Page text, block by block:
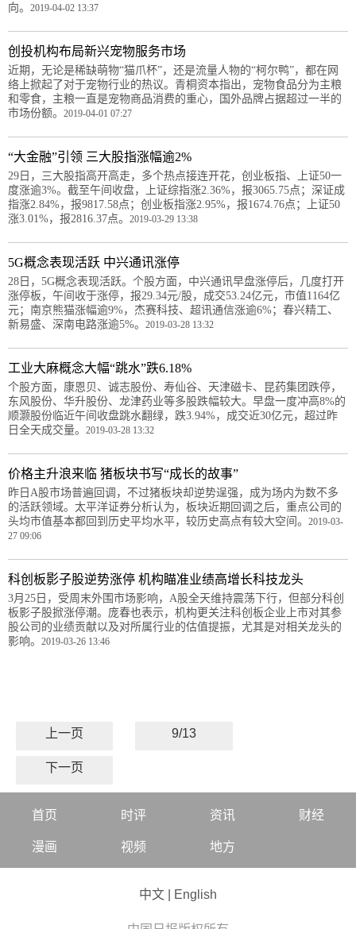
向。 2019-04-02 13:37
创投机构布局新兴宠物服务市场
近期，无论是稀缺萌物“猫爪杯”，还是流量人物的“柯尔鸭”，都在网
络上掀起了对于宠物行业的热议。青桐资本指出，宠物食品分为主粮
和零食，主粮一直是宠物商品消费的重心，国外品牌占据超过一半的
市场份额。 2019-04-01 07:27
“大金融”引领 三大股指涨幅逾2%
29日，三大股指高开高走，多个热点接连开花，创业板指、上证50一
度涨逾3%。截至午间收盘，上证综指涨2.36%，报3065.75点；深证成
指涨2.84%，报9817.58点；创业板指涨2.95%，报1674.76点；上证50
涨3.01%，报2816.37点。 2019-03-29 13:38
5G概念表现活跃 中兴通讯涨停
28日，5G概念表现活跃。个股方面，中兴通讯早盘涨停后，几度打开
涨停板，午间收于涨停，报29.34元/股，成交53.24亿元，市值1164亿
元；南京熊猫涨幅逾9%，杰赛科技、超讯通信涨逾6%；春兴精工、
新易盛、深南电路涨逾5%。 2019-03-28 13:32
工业大麻概念大幅“跳水”跌6.18%
个股方面，康恩贝、诚志股份、寿仙谷、天津磁卡、昆药集团跌停，
东风股份、华升股份、龙津药业等多股跌幅较大。早盘一度冲高8%的
顺灏股份临近午间收盘跳水翻绿，跌3.94%，成交近30亿元，超过昨
日全天成交量。 2019-03-28 13:32
价格主升浪来临 猪板块书写“成长的故事”
昨日A股市场普遍回调，不过猪板块却逆势逞强，成为场内为数不多
的活跃领域。太平洋证券分析认为，板块近期回调之后，重点公司的
头均市值基本都回到历史平均水平，较历史高点有较大空间。 2019-03-
27 09:06
科创板影子股逆势涨停 机构瞄准业绩高增长科技龙头
3月25日，受周末外围市场影响，A股全天维持震荡下行，但部分科创
板影子股掀涨停潮。庞春也表示，机构更关注科创板企业上市对其参
股公司的业绩贡献以及对所属行业的估值提振，尤其是对相关龙头的
影响。 2019-03-26 13:46
上一页 9/13
下一页
首页 时评 资讯 财经
漫画 视频 地方
中文 English